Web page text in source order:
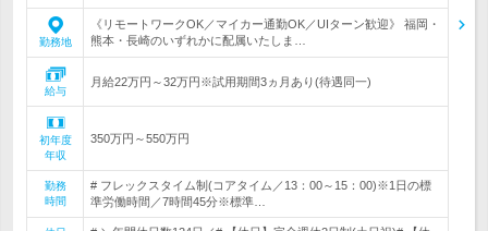
勤務地
《リモートワークOK／マイカー通勤OK／UIターン歓迎》 福岡・
熊本・長崎のいずれかに配属いたしま…
給与
月給22万円～32万円※試用期間3ヵ月あり(待遇同一)
初年度
年収
350万円～550万円
勤務
時間
# フレックスタイム制(コアタイム／13：00～15：00)※1日の標
準労働時間／7時間45分※標準…